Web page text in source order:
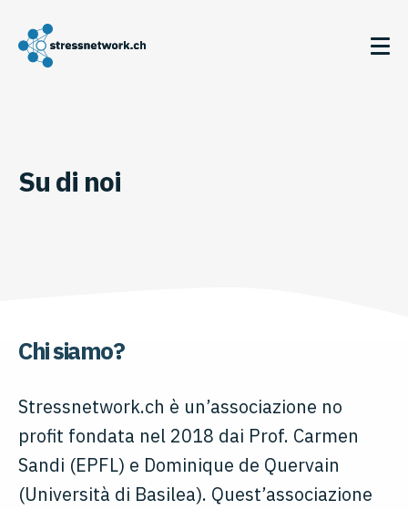
Su di noi
Chi siamo?
Stressnetwork.ch è un’associazione no
profit fondata nel 2018 dai Prof. Carmen
Sandi (EPFL) e Dominique de Quervain
(Università di Basilea). Quest’associazione